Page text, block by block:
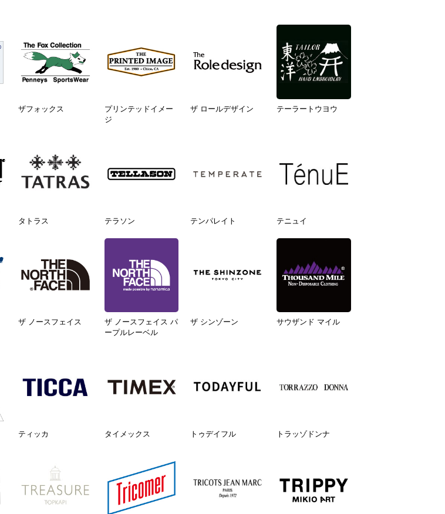
ザフォックス
プリンテッドイメー
ジ
ザ ロールデザイン テーラートウヨウ
タトラス テラソン テンパレイト テニュイ
ザ ノースフェイス
ザ ノースフェイス パ
ープルレーベル
ザ シンゾーン サウザンド マイル
ティッカ タイメックス トゥデイフル トラッゾドンナ